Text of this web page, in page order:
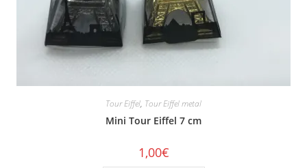
Tour Eiffel, Tour Eiffel metal
Mini Tour Eiffel 7 cm
1,00€